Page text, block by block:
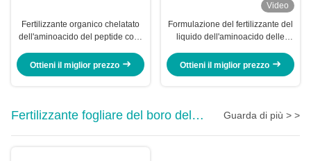
Fertilizzante organico chelatato
dell'aminoacido del peptide con i
Ottieni il miglior prezzo
Video
Formulazione del fertilizzante del
liquido dell'aminoacido delle
Ottieni il miglior prezzo
Fertilizzante fogliare del boro del
calcio
Guarda di più > >